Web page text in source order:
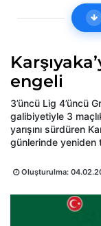
engeli
3’üncü Lig 4’üncü
galibiyetiyle 3
yarışını sürdüren
günlerinde yeniden
Oluşturulma: